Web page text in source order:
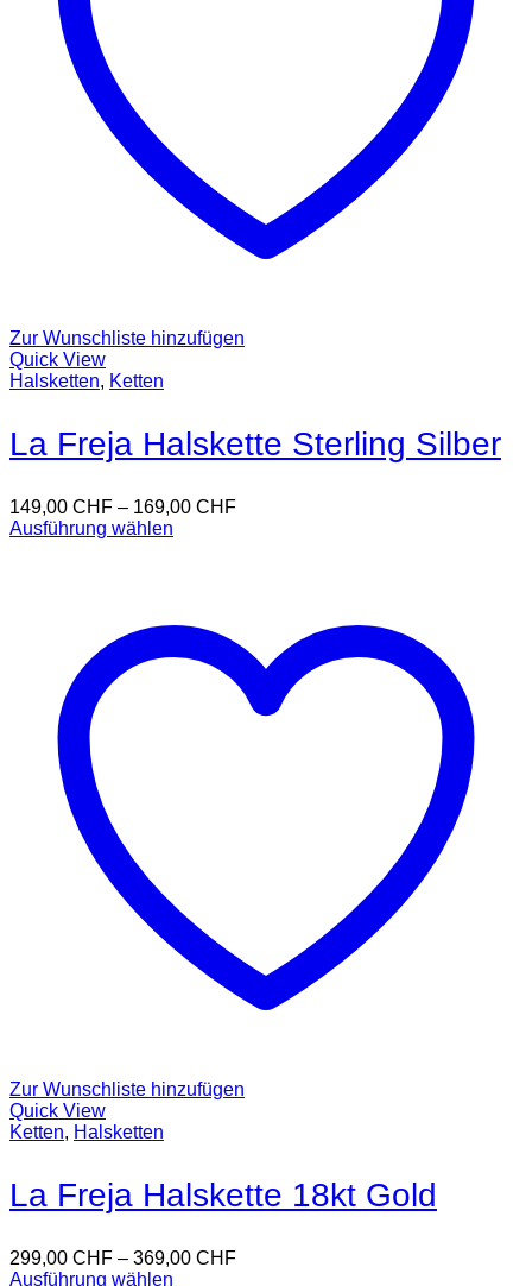
Zur Wunschliste hinzufügen
Quick View
Halsketten, Ketten
La Freja Halskette Sterling Silber
149,00 CHF – 169,00 CHF
Ausführung wählen
Zur Wunschliste hinzufügen
Quick View
Ketten, Halsketten
La Freja Halskette 18kt Gold
299,00 CHF – 369,00 CHF
Ausführung wählen